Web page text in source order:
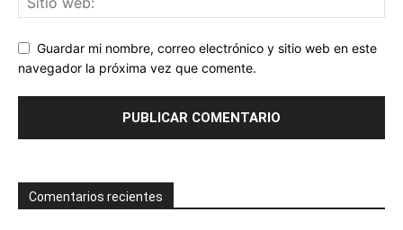
Guardar mi nombre, correo electrónico y sitio web en este
navegador la próxima vez que comente.
Comentarios recientes